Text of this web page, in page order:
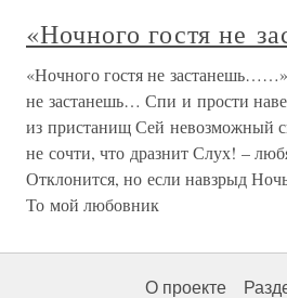
«Ночного гостя не
«Ночного гостя не
не застанешь… Спи и прости
из пристанищ Сей невозможный
не сочти, что дразнит Слух! –
Отклонится, но если навзрыд
То мой любовник
О проекте